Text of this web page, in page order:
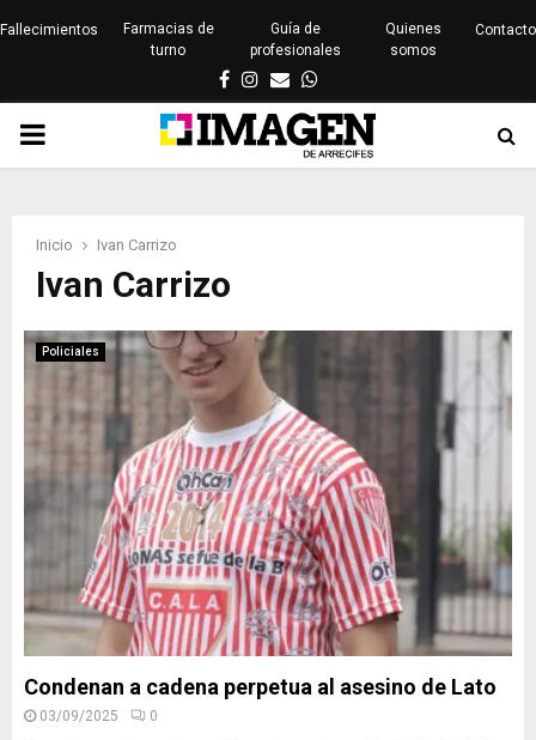
Fallecimientos
Farmacias de
turno
Guía de
profesionales
Quienes
somos
Contacto
Facebook
Instagram
EmailWhatsapp
PRIMARY
Inicio Ivan Carrizo
Ivan Carrizo
Policiales
Condenan a cadena perpetua al asesino de Lato
03/09/2025 0